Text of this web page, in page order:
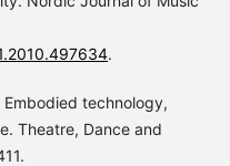
.
technology,
Theatre, Dance and